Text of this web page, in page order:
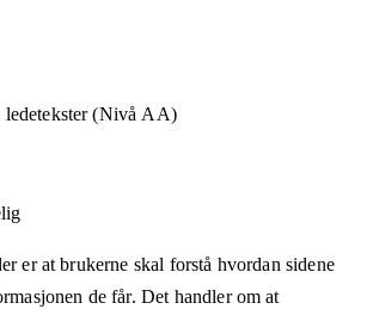
ledetekster (Nivå AA)
er at brukerne skal forstå hvordan sidene
de får. Det handler om at